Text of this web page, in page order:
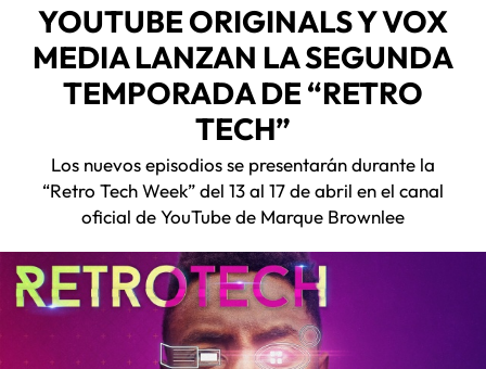
YOUTUBE ORIGINALS Y VOX
MEDIA LANZAN LA SEGUNDA
TEMPORADA DE “RETRO
TECH”
Los nuevos episodios se presentarán durante la
“Retro Tech Week” del 13 al 17 de abril en el canal
oficial de YouTube de Marque Brownlee